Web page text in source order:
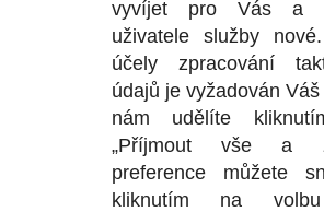
vyvíjet pro Vás a
uživatele služby
účely zpracování
údajů je vyžadován
nám udělíte
„Příjmout vše a
preference můžete
kliknutím na volbu
těchto webových stránkách
vlastnictvím společnosti TRUMF
představují její know-how a jako
ochrany rovněž podle autorských
duševní vlastnictví.